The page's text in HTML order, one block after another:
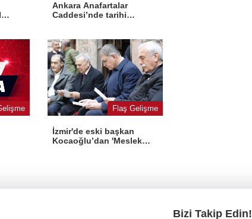
Ankara Anafartalar
Caddesi’nde tarihi
Flaş Gelişme
İzmir'de eski başkan
Kocaoğlu’dan 'Meslek
Bizi Takip Edin!